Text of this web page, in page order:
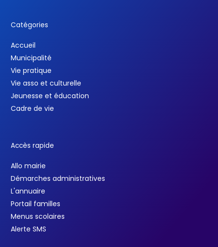
Catégories
Accueil
Municipalité
Vie pratique
Vie asso et culturelle
Jeunesse et éducation
Cadre de vie
Accès rapide
Allo mairie
Démarches administratives
L'annuaire
Portail familles
Menus scolaires
Alerte SMS